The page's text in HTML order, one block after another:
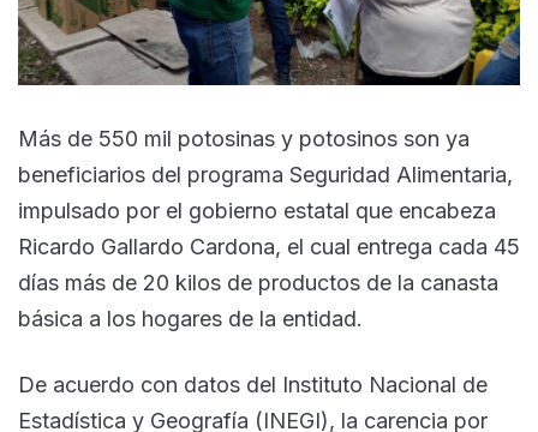
Más de 550 mil potosinas y potosinos son ya
beneficiarios del programa Seguridad Alimentaria,
impulsado por el gobierno estatal que encabeza
Ricardo Gallardo Cardona, el cual entrega cada 45
días más de 20 kilos de productos de la canasta
básica a los hogares de la entidad.
De acuerdo con datos del Instituto Nacional de
Estadística y Geografía (INEGI), la carencia por